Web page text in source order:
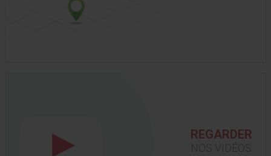
REGARDER
NOS VIDÉOS